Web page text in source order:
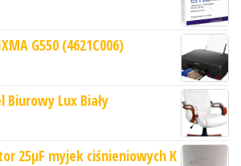
G550 (4621C006)
Lux Biały
25µF myjek ciśnieniowych K